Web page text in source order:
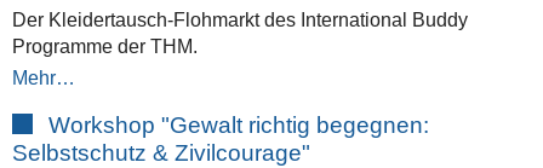
Der Kleidertausch-Flohmarkt des International Buddy
Programme der THM.
Mehr…
Workshop "Gewalt richtig begegnen:
Selbstschutz & Zivilcourage"